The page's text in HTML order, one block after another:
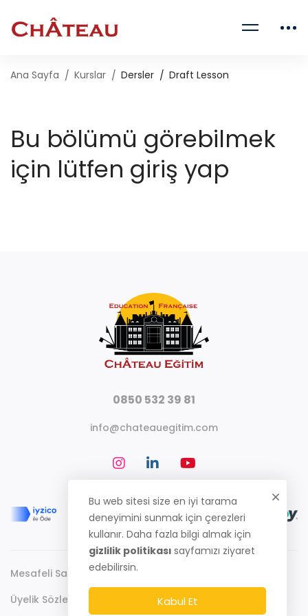
Ana Sayfa Kurslar Dersler Draft Lesson
Bu bölümü görebilmek
için lütfen giriş yap
0850 532 39 81
info@chateauegitim.com
Mesafeli Satış Sözleşmesi
Üyelik Sözleşmesi
Bu web sitesi size en iyi tarama
deneyimini sunmak için çerezleri
kullanır. Daha fazla bilgi almak için
gizlilik politikası sayfamızı ziyaret
edebilirsin.
Kabul Et